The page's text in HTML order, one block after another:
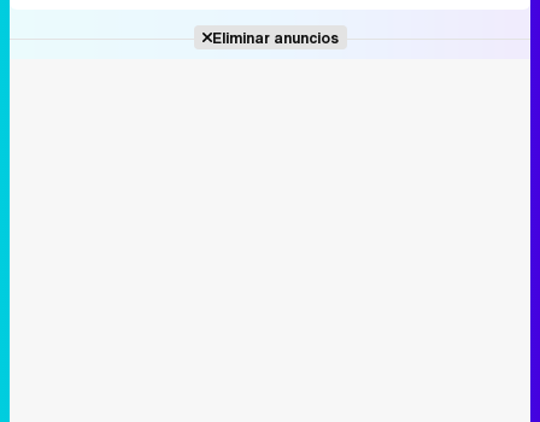
Eliminar anuncios